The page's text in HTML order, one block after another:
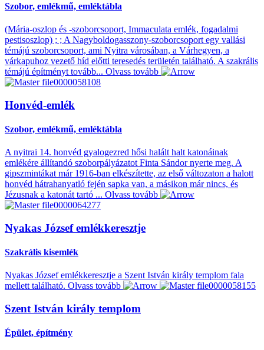
Szobor, emlékmű, emléktábla
(Mária-oszlop és -szoborcsoport, Immaculata emlék, fogadalmi
pestisoszlop) ; ; A Nagyboldogasszony-szoborcsoport egy vallási
témájú szoborcsoport, ami Nyitra városában, a Várhegyen, a
várkapuhoz vezető híd előtti teresedés területén található. A szakrális
témájú építményt tovább... Olvass tovább
Honvéd-emlék
Szobor, emlékmű, emléktábla
A nyitrai 14. honvéd gyalogezred hősi halált halt katonáinak
emlékére állítandó szoborpályázatot Finta Sándor nyerte meg. A
gipszmintákat már 1916-ban elkészítette, az első változaton a halott
honvéd hátrahanyatló fején sapka van, a másikon már nincs, és
Jézusnak a katonát tartó ... Olvass tovább
Nyakas József emlékkeresztje
Szakrális kisemlék
Nyakas József emlékkeresztje a Szent István király templom fala
mellett található. Olvass tovább
Szent István király templom
Épület, építmény